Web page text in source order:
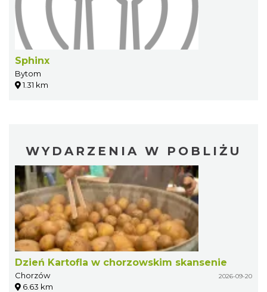
Sphinx
Bytom
1.31 km
WYDARZENIA W POBLIŻU
Dzień Kartofla w chorzowskim skansenie
Chorzów 2026-09-20
6.63 km